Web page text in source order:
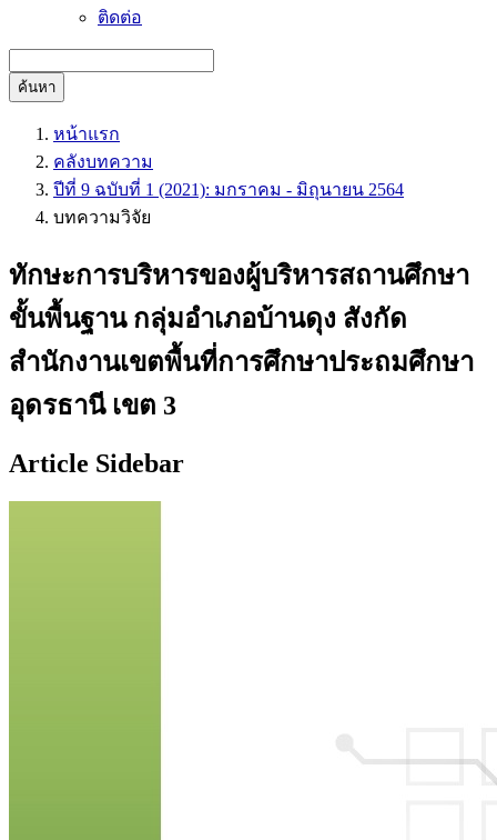
ติดต่อ
ค้นหา
หน้าแรก
คลังบทความ
ปีที่ 9 ฉบับที่ 1 (2021): มกราคม - มิถุนายน 2564
บทความวิจัย
ทักษะการบริหารของผู้บริหารสถานศึกษา
ขั้นพื้นฐาน กลุ่มอำเภอบ้านดุง สังกัด
สำนักงานเขตพื้นที่การศึกษาประถมศึกษา
อุดรธานี เขต 3
Article Sidebar